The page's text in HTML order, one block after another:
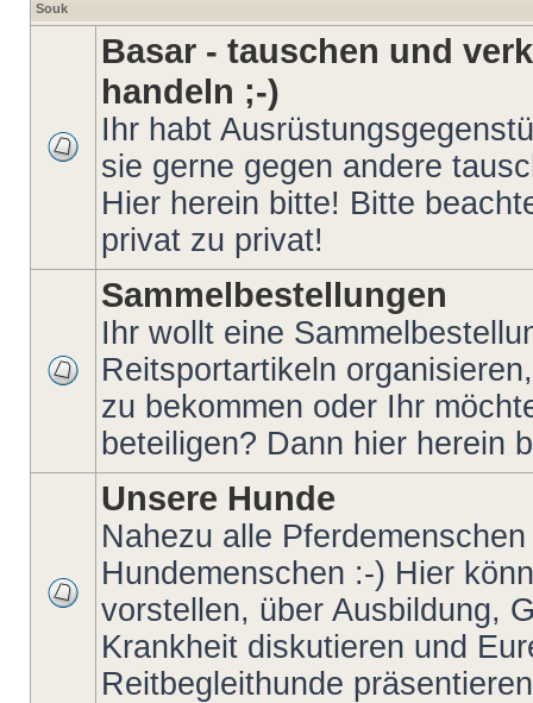
Souk
Basar - tauschen und
handeln ;-)
Ihr habt
sie gerne gegen andere
Hier herein bitte! Bitte
privat zu privat!
Sammelbestellungen
Ihr wollt eine
Reitsportartikeln
zu bekommen oder Ihr
beteiligen? Dann hier herein
Unsere Hunde
Nahezu alle
Hundemenschen :-) Hier
vorstellen, über Ausbildung,
Krankheit diskutieren und
Reitbegleithunde